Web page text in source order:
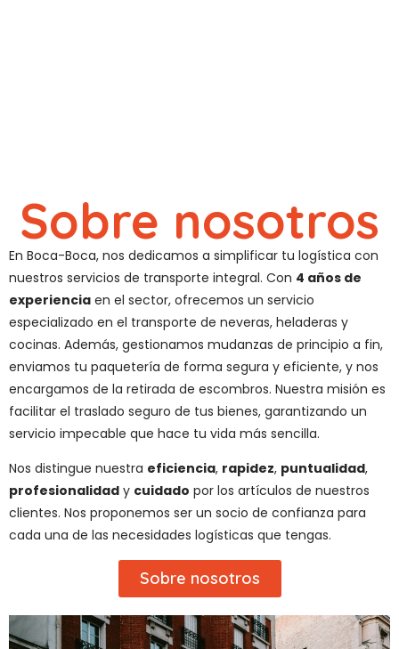
Sobre nosotros
En Boca-Boca, nos dedicamos a simplificar tu logística con
nuestros servicios de transporte integral. Con 4 años de
experiencia en el sector, ofrecemos un servicio
especializado en el transporte de neveras, heladeras y
cocinas. Además, gestionamos mudanzas de principio a fin,
enviamos tu paquetería de forma segura y eficiente, y nos
encargamos de la retirada de escombros. Nuestra misión es
facilitar el traslado seguro de tus bienes, garantizando un
servicio impecable que hace tu vida más sencilla.
Nos distingue nuestra eficiencia, rapidez, puntualidad,
profesionalidad y cuidado por los artículos de nuestros
clientes. Nos proponemos ser un socio de confianza para
cada una de las necesidades logísticas que tengas.
Sobre nosotros